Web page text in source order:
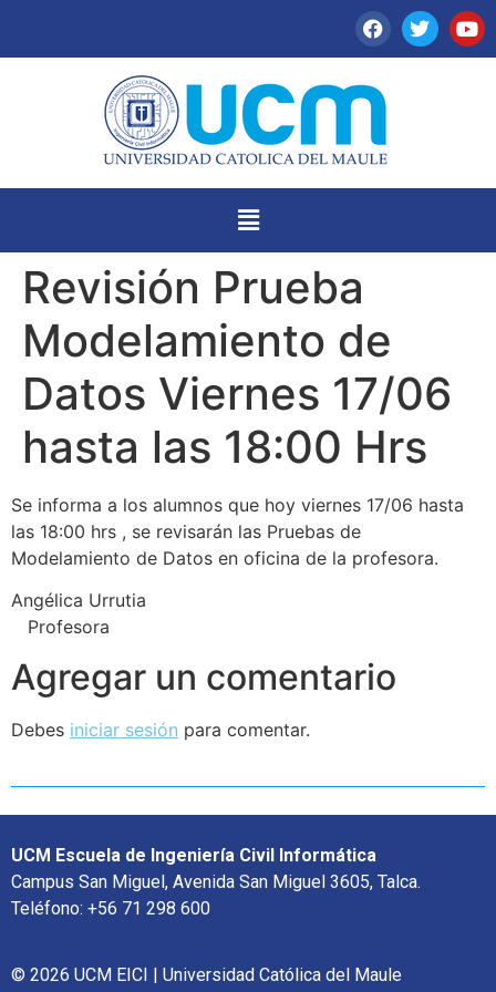
Revisión Prueba
Modelamiento de
Datos Viernes 17/06
hasta las 18:00 Hrs
Se informa a los alumnos que hoy viernes 17/06 hasta
las 18:00 hrs , se revisarán las Pruebas de
Modelamiento de Datos en oficina de la profesora.
Angélica Urrutia
Profesora
Agregar un comentario
Debes iniciar sesión para comentar.
UCM Escuela de Ingeniería Civil Informática
Campus San Miguel, Avenida San Miguel 3605, Talca.
Teléfono: +56 71 298 600
© 2026 UCM EICI | Universidad Católica del Maule